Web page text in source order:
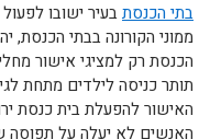
בתי הכנסת
ממוני הקורונה בבתי הכנסת,
הכנסת רק למציגי אישור
האישור להפעלת בית כנסת